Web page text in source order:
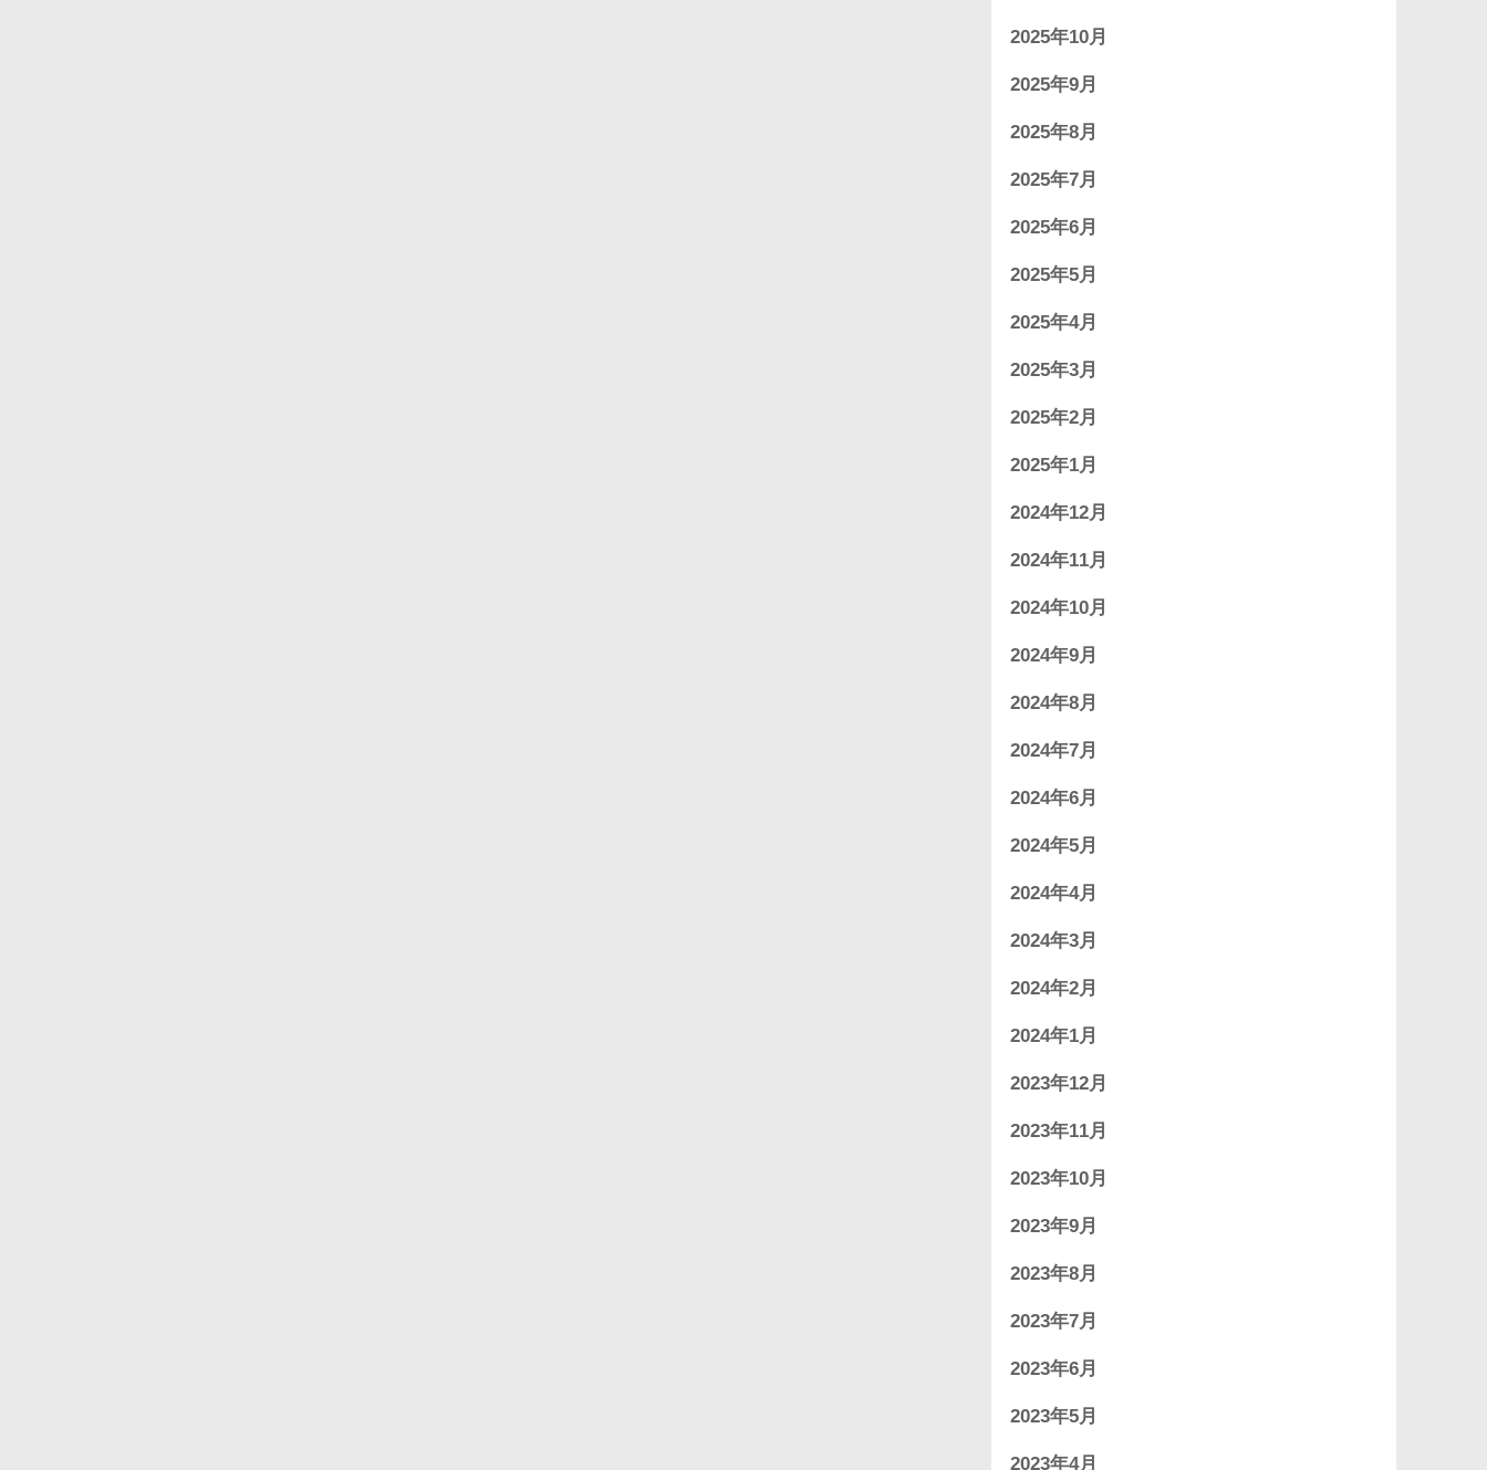
2025年10月
2025年9月
2025年8月
2025年7月
2025年6月
2025年5月
2025年4月
2025年3月
2025年2月
2025年1月
2024年12月
2024年11月
2024年10月
2024年9月
2024年8月
2024年7月
2024年6月
2024年5月
2024年4月
2024年3月
2024年2月
2024年1月
2023年12月
2023年11月
2023年10月
2023年9月
2023年8月
2023年7月
2023年6月
2023年5月
2023年4月